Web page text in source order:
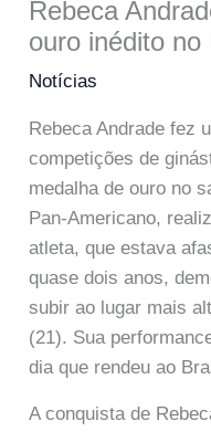
Rebeca
ouro inédito
Notícias
Rebeca Andrade fez
competições de
medalha de ouro no
Pan-Americano,
atleta, que estava
quase dois anos,
subir ao lugar mais
(21). Sua
dia que rendeu ao
A conquista de